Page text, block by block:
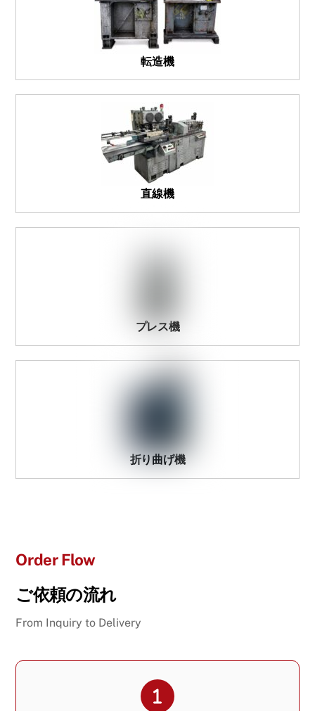
転造機
直線機
プレス機
折り曲げ機
Order Flow
ご依頼の流れ
From Inquiry to Delivery